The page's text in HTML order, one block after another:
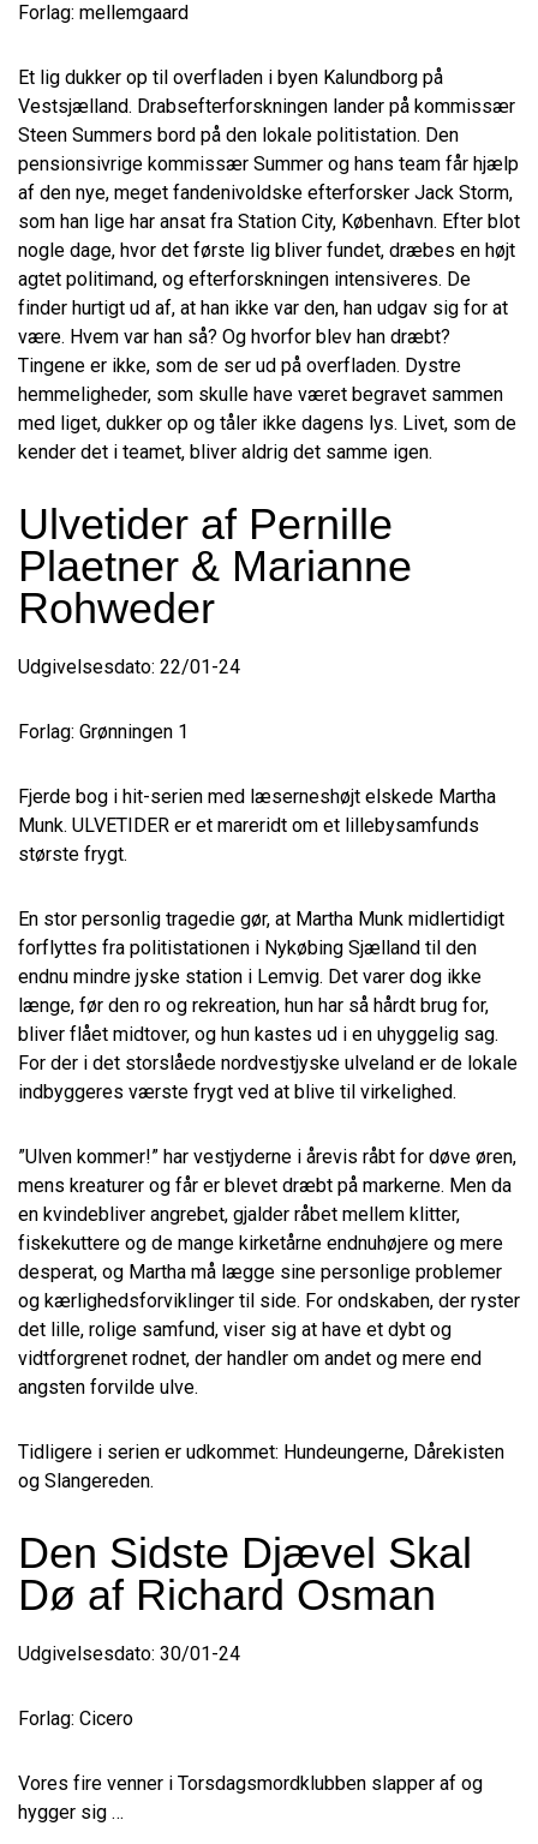
Forlag: mellemgaard
Et lig dukker op til overfladen i byen Kalundborg på
Vestsjælland. Drabsefterforskningen lander på kommissær
Steen Summers bord på den lokale politistation. Den
pensionsivrige kommissær Summer og hans team får hjælp
af den nye, meget fandenivoldske efterforsker Jack Storm,
som han lige har ansat fra Station City, København. Efter blot
nogle dage, hvor det første lig bliver fundet, dræbes en højt
agtet politimand, og efterforskningen intensiveres. De
finder hurtigt ud af, at han ikke var den, han udgav sig for at
være. Hvem var han så? Og hvorfor blev han dræbt?
Tingene er ikke, som de ser ud på overfladen. Dystre
hemmeligheder, som skulle have været begravet sammen
med liget, dukker op og tåler ikke dagens lys. Livet, som de
kender det i teamet, bliver aldrig det samme igen.
Ulvetider af Pernille
Plaetner & Marianne
Rohweder
Udgivelsesdato: 22/01-24
Forlag: Grønningen 1
Fjerde bog i hit-serien med læserneshøjt elskede Martha
Munk. ULVETIDER er et mareridt om et lillebysamfunds
største frygt.
En stor personlig tragedie gør, at Martha Munk midlertidigt
forflyttes fra politistationen i Nykøbing Sjælland til den
endnu mindre jyske station i Lemvig. Det varer dog ikke
længe, før den ro og rekreation, hun har så hårdt brug for,
bliver flået midtover, og hun kastes ud i en uhyggelig sag.
For der i det storslåede nordvestjyske ulveland er de lokale
indbyggeres værste frygt ved at blive til virkelighed.
”Ulven kommer!” har vestjyderne i årevis råbt for døve øren,
mens kreaturer og får er blevet dræbt på markerne. Men da
en kvindebliver angrebet, gjalder råbet mellem klitter,
fiskekuttere og de mange kirketårne endnuhøjere og mere
desperat, og Martha må lægge sine personlige problemer
og kærlighedsforviklinger til side. For ondskaben, der ryster
det lille, rolige samfund, viser sig at have et dybt og
vidtforgrenet rodnet, der handler om andet og mere end
angsten forvilde ulve.
Tidligere i serien er udkommet: Hundeungerne, Dårekisten
og Slangereden.
Den Sidste Djævel Skal
Dø af Richard Osman
Udgivelsesdato: 30/01-24
Forlag: Cicero
Vores fire venner i Torsdagsmordklubben slapper af og
hygger sig …